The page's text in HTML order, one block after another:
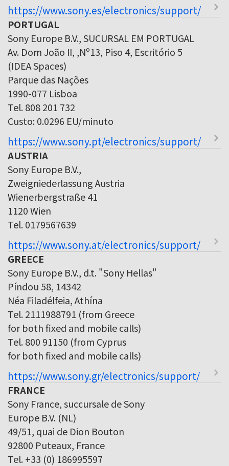
https://www.sony.es/electronics/support/
PORTUGAL
Sony Europe B.V., SUCURSAL EM PORTUGAL
Av. Dom João II, ,Nº13, Piso 4, Escritório 5
(IDEA Spaces)
Parque das Nações
1990-077 Lisboa
Tel. 808 201 732
Custo: 0.0296 EU/minuto
https://www.sony.pt/electronics/support/
AUSTRIA
Sony Europe B.V.,
Zweigniederlassung Austria
Wienerbergstraße 41
1120 Wien
Tel. 0179567639
https://www.sony.at/electronics/support/
GREECE
Sony Europe B.V., d.t. "Sony Hellas"
Píndou 58, 14342
Néa Filadélfeia, Athína
Tel. 2111988791 (from Greece
for both fixed and mobile calls)
Tel. 800 91150 (from Cyprus
for both fixed and mobile calls)
https://www.sony.gr/electronics/support/
FRANCE
Sony France, succursale de Sony
Europe B.V. (NL)
49/51, quai de Dion Bouton
92800 Puteaux, France
Tel. +33 (0) 186995597